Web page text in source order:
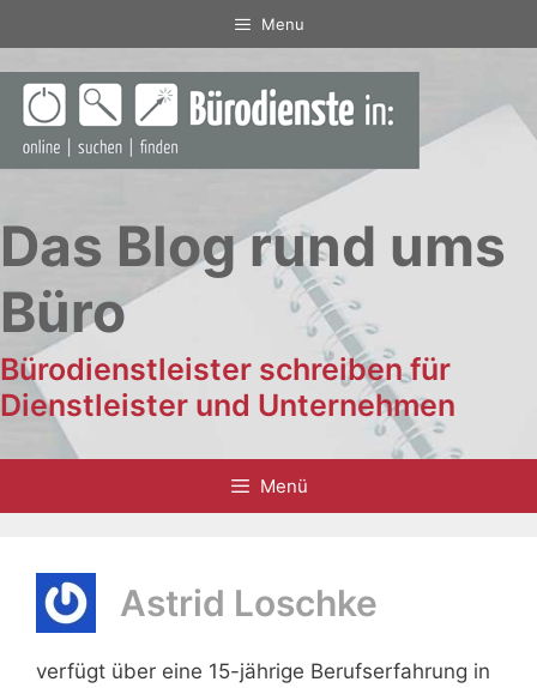
Inhalt
springen
Menu
Das Blog rund ums
Büro
Bürodienstleister schreiben für
Dienstleister und Unternehmen
Menü
Astrid Loschke
verfügt über eine 15-jährige Berufserfahrung in